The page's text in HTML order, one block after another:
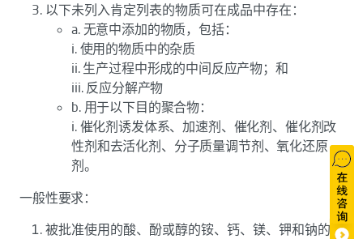
以下未列入肯定列表的物质可在成品中存在：
a. 无意中添加的物质，包括：
i. 使用的物质中的杂质
ii. 生产过程中形成的中间反应产物；和
iii. 反应分解产物
b. 用于以下目的聚合物：
i. 催化剂诱发体系、加速剂、催化剂、催化剂改
性剂和去活化剂、分子质量调节剂、氧化还原
剂。
一般性要求：
被批准使用的酸、酚或醇的铵、钙、镁、钾和钠的盐